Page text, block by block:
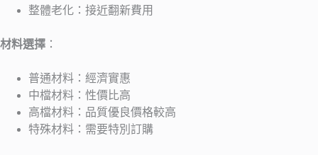
整體老化：接近翻新費用
材料選擇 ：
普通材料：經濟實惠
中檔材料：性價比高
高檔材料：品質優良價格較高
特殊材料：需要特別訂購